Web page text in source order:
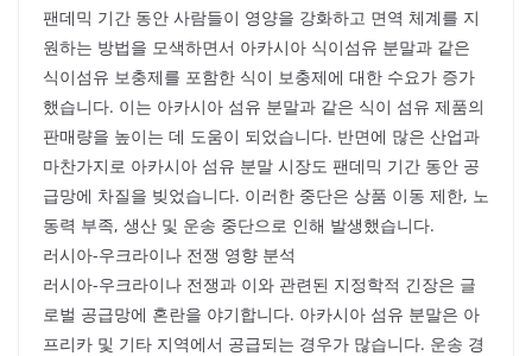
팬데믹 기간 동안 사람들이 영양을 강화하고 면역 체계를 지
원하는 방법을 모색하면서 아카시아 식이섬유 분말과 같은
식이섬유 보충제를 포함한 식이 보충제에 대한 수요가 증가
했습니다. 이는 아카시아 섬유 분말과 같은 식이 섬유 제품의
판매량을 높이는 데 도움이 되었습니다. 반면에 많은 산업과
마찬가지로 아카시아 섬유 분말 시장도 팬데믹 기간 동안 공
급망에 차질을 빚었습니다. 이러한 중단은 상품 이동 제한, 노
동력 부족, 생산 및 운송 중단으로 인해 발생했습니다.
러시아-우크라이나 전쟁 영향 분석
러시아-우크라이나 전쟁과 이와 관련된 지정학적 긴장은 글
로벌 공급망에 혼란을 야기합니다. 아카시아 섬유 분말은 아
프리카 및 기타 지역에서 공급되는 경우가 많습니다. 운송 경